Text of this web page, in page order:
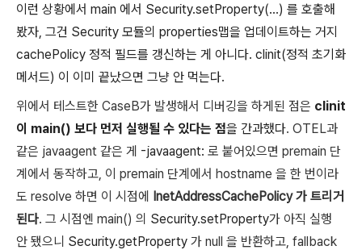
이런 상황에서 main 에서 Security.setProperty(...) 를 호출해
봤자, 그건 Security 모듈의 properties맵을 업데이트하는 거지
cachePolicy 정적 필드를 갱신하는 게 아니다. clinit(정적 초기화
메서드) 이 이미 끝났으면 그냥 안 먹는다.
위에서 테스트한 CaseB가 발생해서 디버깅을 하게된 점은 clinit
이 main() 보다 먼저 실행될 수 있다는 점을 간과했다. OTEL과
같은 javaagent 같은 게 -javaagent: 로 붙어있으면 premain 단
계에서 동작하고, 이 premain 단계에서 hostname 을 한 번이라
도 resolve 하면 이 시점에 InetAddressCachePolicy 가 트리거
된다. 그 시점엔 main() 의 Security.setProperty가 아직 실행
안 됐으니 Security.getProperty 가 null 을 반환하고, fallback